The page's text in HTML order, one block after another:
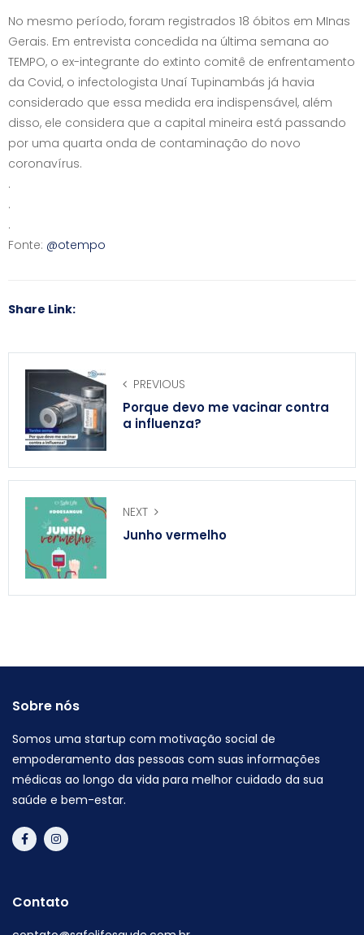
No mesmo período, foram registrados 18 óbitos em MInas
Gerais. Em entrevista concedida na última semana ao
TEMPO, o ex-integrante do extinto comitê de enfrentamento
da Covid, o infectologista Unaí Tupinambás já havia
considerado que essa medida era indispensável, além
disso, ele considera que a capital mineira está passando
por uma quarta onda de contaminação do novo
coronavírus.
.
.
.
Fonte: @otempo
Share Link:
PREVIOUS
Porque devo me vacinar contra
a influenza?
NEXT
Junho vermelho
Sobre nós
Somos uma startup com motivação social de
empoderamento das pessoas com suas informações
médicas ao longo da vida para melhor cuidado da sua
saúde e bem-estar.
Contato